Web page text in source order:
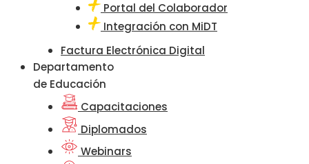
Portal del Colaborador
Integración con MiDT
Factura Electrónica Digital
Departamento
de Educación
Capacitaciones
Diplomados
Webinars